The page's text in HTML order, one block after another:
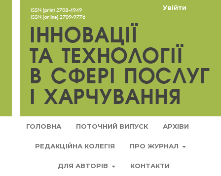
ГОЛОВНА ПОТОЧНИЙ ВИПУСК АРХІВИ
РЕДАКЦІЙНА КОЛЕГІЯ ПРО ЖУРНАЛ
ДЛЯ АВТОРІВ КОНТАКТИ
Увійти